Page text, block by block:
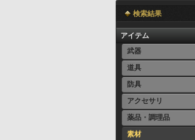
検索結果
アイテム
武器
道具
防具
アクセサリ
薬品・調理品
素材